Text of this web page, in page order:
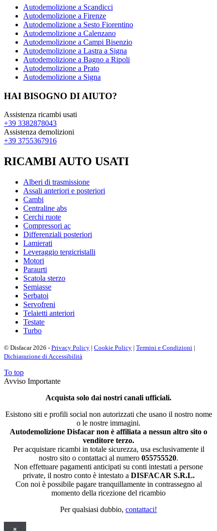
Autodemolizione a Scandicci
Autodemolizione a Firenze
Autodemolizione a Sesto Fiorentino
Autodemolizione a Calenzano
Autodemolizione a Campi Bisenzio
Autodemolizione a Lastra a Signa
Autodemolizione a Bagno a Ripoli
Autodemolizione a Prato
Autodemolizione a Signa
HAI BISOGNO DI AIUTO?
Assistenza ricambi usati
+39 3382878043
Assistenza demolizioni
+39 3755367916
RICAMBI AUTO USATI
Alberi di trasmissione
Assali anteriori e posteriori
Cambi
Centraline abs
Cerchi ruote
Compressori ac
Differenziali posteriori
Lamierati
Leveraggio tergicristalli
Motori
Paraurti
Scatola sterzo
Semiasse
Serbatoi
Servofreni
Telaietti anteriori
Testate
Turbo
© Disfacar 2026 - Privacy Policy | Cookie Policy | Termini e Condizioni |
Dichiarazione di Accessibilità
To top
Avviso Importante
Acquista solo dai nostri canali ufficiali.
Esistono siti e profili social non autorizzati che usano il nostro nome
o le nostre immagini.
Autodemolizione Disfacar non è affiliata a nessun altro sito o
venditore terzo.
Per acquistare ricambi in totale sicurezza, usa esclusivamente il
nostro sito o contattaci al numero 055755520.
Non effettuare pagamenti anticipati su conti intestati a persone
private, il nostro conto è intestato a DISFACAR S.R.L.
Con noi è possibile pagare tranquillamente in contrassegno al
momento della ricezione del ricambio
Per qualsiasi dubbio, contattaci!
×